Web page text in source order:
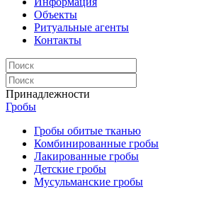
Объекты
Ритуальные агенты
Контакты
Принадлежности
Гробы
Гробы обитые тканью
Комбинированные гробы
Лакированные гробы
Детские гробы
Мусульманские гробы